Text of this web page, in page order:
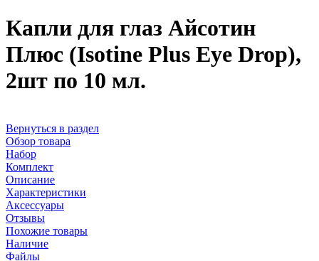
Капли для глаз Айсотин
Плюс (Isotine Plus Eye Drop),
2шт по 10 мл.
Вернуться в раздел
Обзор товара
Набор
Комплект
Описание
Характеристики
Аксессуары
Отзывы
Похожие товары
Наличие
Файлы